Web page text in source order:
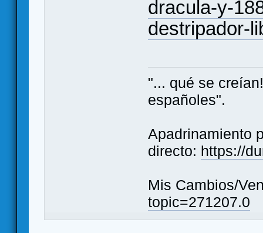
dracula-y-
destripador-
"... qué se
españoles".
Apadrinamiento
directo: https://
Mis Cambios/
topic=271207.0